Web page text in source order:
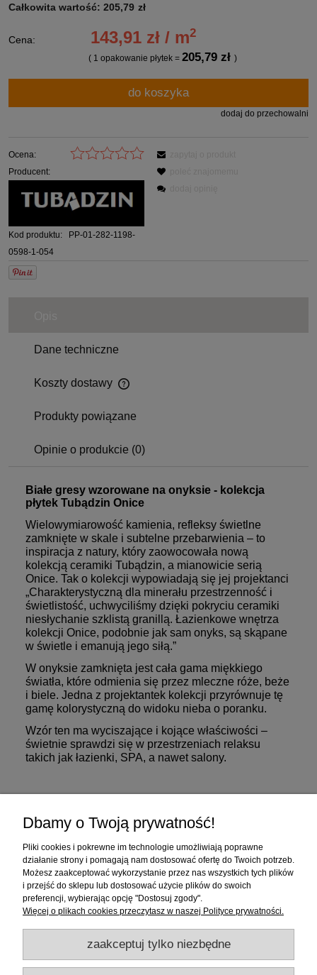
Całkowita wartość: 205,79 zł
Cena: 143,91 zł / m2
( 1opakowanie płytek =205,79 zł)
do koszyka
dodaj do przechowalni
Ocena:
Producent:
Kod produktu:
PP-01-282-1198-
0598-1-054
Dane techniczne
Koszty dostawy
Produkty powiązane
Opinie o produkcie (0)
Białe gresy wzorowane na onyksie - kolekcja
płytek Tubądzin Onice
Wielowymiarowość kamienia, refleksy świetlne
zamknięte w skale i subtelne przebarwienia – to
inspiracja z natury, który zaowocowała nową
kolekcją ceramiki Tubądzin, a mianowicie serią
Onice. Tak o kolekcji wypowiadają się jej projektanci
„Charakterystyczną dla minerału przestrzenność i
świetlistość, uchwyciliśmy dzięki pokryciu ceramiki
niesłychanie szklistą granillą. Łazienkowe wnętrza
kolekcji Onice, podobnie jak sam onyks, są skąpane
w świetle i emanują jego siłą.”
W onyksie zamknięta jest cała gama miękkiego
światła, które odmienia się przez mleczne róże, beże
i biele. Jedna z projektantek kolekcji przyrównuje tę
gamę kolorystyczną do widoku nieba o poranku.
Wzór ten ma wyciszające i kojące właściwości –
świetnie sprawdzi się w przestrzeniach relaksu
takich jak łazienki, SPA, a nawet salony.
Pomoc
Moje konto
Informacje
Dbamy o Twoją prywatność!
Pliki cookies i pokrewne im technologie umożliwiają poprawne
działanie strony i pomagają nam dostosować ofertę do Twoich potrzeb.
Możesz zaakceptować wykorzystanie przez nas wszystkich tych plików
i przejść do sklepu lub dostosować użycie plików do swoich
preferencji, wybierając opcję "Dostosuj zgody".
Więcej o plikach cookies przeczytasz w naszej Polityce prywatności.
zaakceptuj tylko niezbędne